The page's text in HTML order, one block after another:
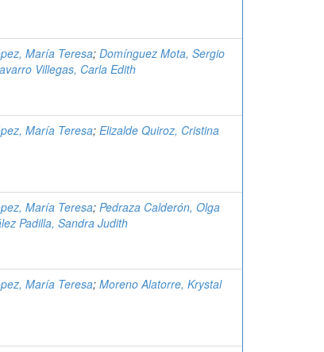
María Teresa; Domínguez Mota, Sergio
Villegas, Carla Edith
María Teresa; Elizalde Quiroz, Cristina
María Teresa; Pedraza Calderón, Olga
Padilla, Sandra Judith
María Teresa; Moreno Alatorre, Krystal